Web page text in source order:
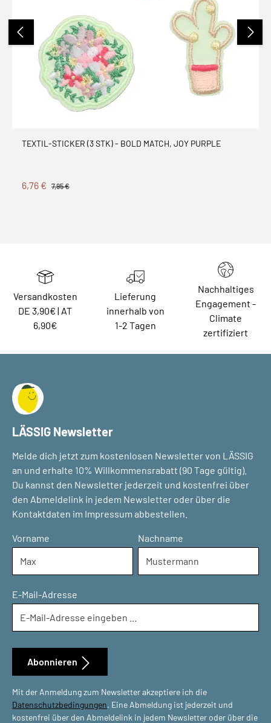
TEXTIL-STICKER (3 STK) - BOLD MATCH, JOY PURPLE
6,76 € 7,95 €
Versandkosten
DE 3,90€ | AT
6,90€
Lieferung
innerhalb von
1-2 Tagen
Nachhaltiges
Engagement -
Climate
zertifiziert
LÄSSIG Newsletter
Melde dich jetzt zum kostenlosen Newsletter von LÄSSIG
an und erhalte 10% Willkommensrabatt (90 Tage gültig).
Du kannst den Newsletter jederzeit und kostenfrei über
den Abmeldelink in jedem Newsletter oder über die
Kontaktdaten im Impressum abbestellen.
Vorname Nachname
E-Mail-Adresse
Mit der Anmeldung zum Newsletter akzeptiere ich die
Datenschutzbedingungen. Eine Abmeldung ist jederzeit und
kostenfrei über den Abmeldelink in jedem Newsletter oder über die
Abonnieren